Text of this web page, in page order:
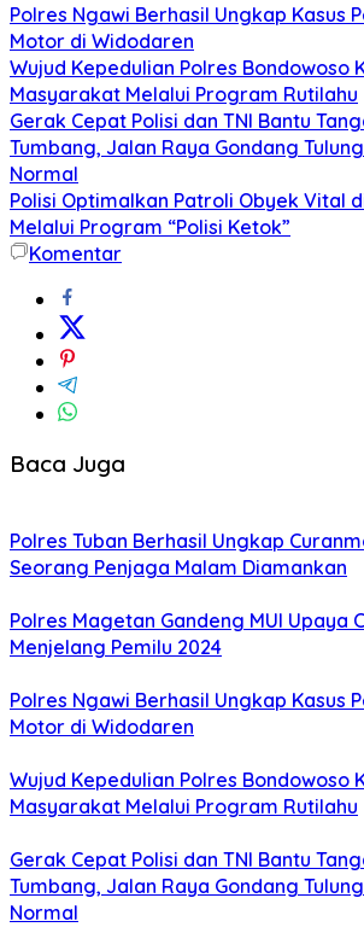
Polres Ngawi Berhasil Ungkap Kasus
Motor di Widodaren
Wujud Kepedulian Polres Bondowoso
Masyarakat Melalui Program Rutilahu
Gerak Cepat Polisi dan TNI Bantu
Tumbang, Jalan Raya Gondang
Normal
Polisi Optimalkan Patroli Obyek Vital
Melalui Program “Polisi Ketok”
Komentar
Baca Juga
Polres Tuban Berhasil Ungkap
Seorang Penjaga Malam Diamankan
Polres Magetan Gandeng MUI Upaya
Menjelang Pemilu 2024
Polres Ngawi Berhasil Ungkap Kasus
Motor di Widodaren
Wujud Kepedulian Polres Bondowoso
Masyarakat Melalui Program Rutilahu
Gerak Cepat Polisi dan TNI Bantu
Tumbang, Jalan Raya Gondang
Normal